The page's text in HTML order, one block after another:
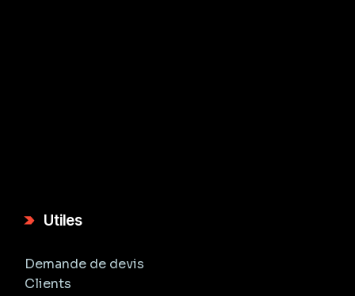
Utiles
Demande de devis
Clients